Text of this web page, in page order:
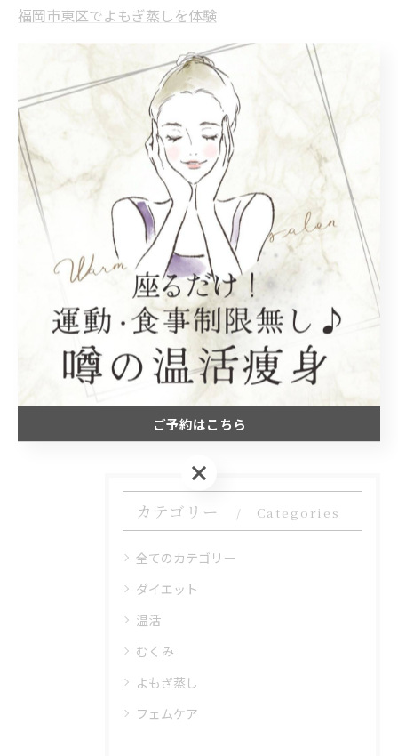
福岡市東区でよもぎ蒸しを体験
福岡市東区のフェムケアの特徴
--------------------------------------------------------------------
--
ダイエット むくみ よもぎ蒸し フェムケア
< 前のページ 一覧に戻る 次のページ >
関連タグ
#活性酸素
カテゴリー Categories
全てのカテゴリー
ダイエット
温活
むくみ
よもぎ蒸し
フェムケア
ご予約はこちら
ご予約はこちら